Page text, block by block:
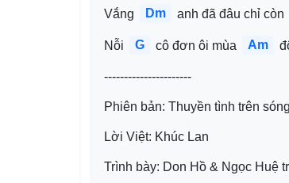
Vắng Dm anh đã đâu chỉ còn
Nỗi G cô đơn ôi mùa Am
----------------------
Phiên bản: Thuyền tình trên sóng
Lời Việt: Khúc Lan
Trình bày: Don Hồ & Ngọc Huệ